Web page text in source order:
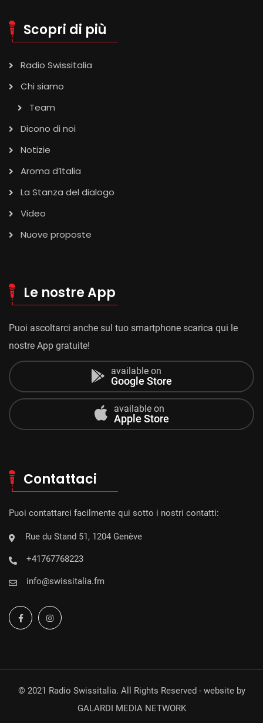
Scopri di più
Radio Swissitalia
Chi siamo
Team
Dicono di noi
Notizie
Aroma d’Italia
La Stanza del dialogo
Video
Nuove proposte
Le nostre App
Puoi ascoltarci anche sul tuo smartphone scarica qui le
nostre App gratuite!
available on
Google Store
available on
Apple Store
Contattaci
Puoi contattarci facilmente qui sotto i nostri contatti:
Rue du Stand 51, 1204 Genève
+41767768223
info@swissitalia.fm
© 2021 Radio Swissitalia. All Rights Reserved - website by
GALARDI MEDIA NETWORK